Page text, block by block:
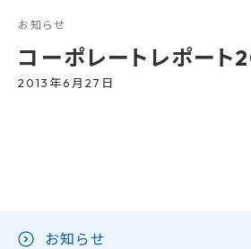
お知らせ
コーポレートレポー
2013年6月27日
お知らせ